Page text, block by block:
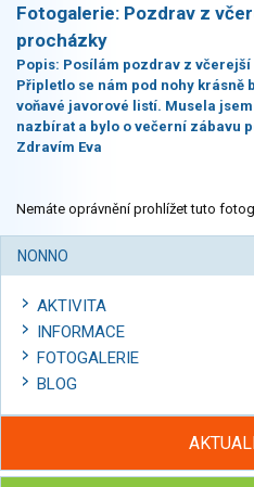
Fotogalerie: Pozdrav z
procházky
Popis: Posílám pozdrav z včerejší
Připletlo se nám pod nohy krásně
voňavé javorové listí. Musela
nazbírat a bylo o večerní zábavu
Zdravím Eva
Nemáte oprávnění prohlížet tuto
NONNO
AKTIVITA
INFORMACE
FOTOGALERIE
BLOG